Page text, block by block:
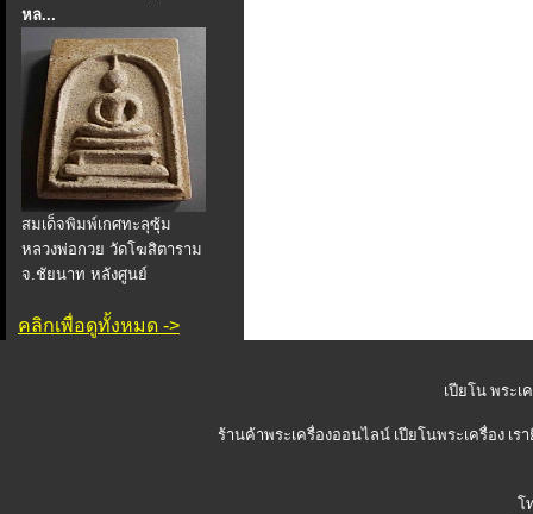
หล...
สมเด็จพิมพ์เกศทะลุซุ้ม
หลวงพ่อกวย วัดโฆสิตาราม
จ.ชัยนาท หลังศูนย์
คลิกเพื่อดูทั้งหมด ->
เปียโน พระเ
ร้านค้าพระเครื่องออนไลน์ เปียโนพระเครื่อง เ
โ